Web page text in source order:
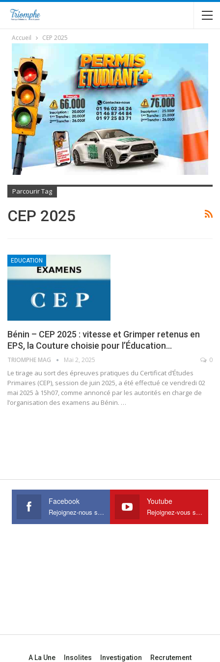
Accueil CEP 2025
Parcourir Tag
CEP 2025
EDUCATION
Bénin – CEP 2025 : vitesse et Grimper retenus en
EPS, la Couture choisie pour l’Éducation…
TRIOMPHE MAG Mai 2, 2025 0
Le tirage au sort des épreuves pratiques du Certificat d’Études
Primaires (CEP), session de juin 2025, a été effectué ce vendredi 02
mai 2025 à 15h07, comme annoncé par les autorités en charge de
l’organisation des examens au Bénin. …
Facebook
Rejoignez-nous sur Facebook
Youtube
Rejoignez-vous sur Youtube
A La Une Insolites Investigation Recrutement